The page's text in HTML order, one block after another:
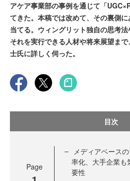
アケア事業部の事例を通じて「
てきた。本稿では改めて、その裏側
当てる。ウィングリット独自の思考法
それを実行できる人材や将来展望ま
士氏に詳しく伺った。
目次
Page
メディアベース
率化、大手企業も
要性